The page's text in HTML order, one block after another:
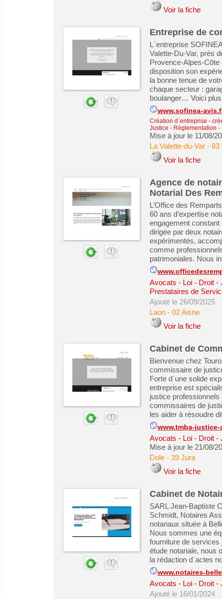
Voir la fiche
Entreprise de
L´entreprise
Valette-Du-Var, près
Provence-Alpes-Côte
disposition son
la bonne tenue de
chaque secteur :
boulanger… Voici
www.sofinea-
Création d´entreprise -
Justice - Réglementation -
Mise à jour le 11/08/
La Valette-du-Var- 83
Voir la fiche
Agence de
Notarial Des
L’Office des
60 ans d’expertise
engagement
dirigée par deux
expérimentés,
comme
patrimoniales. Nous
Avocats - Loi - Droit -
Prestataires de
Ajouté le 26/09/2025
Laon- 02 Aisne
Voir la fiche
Cabinet de
Bienvenue chez
commissaire de
Forte d´une solide
entreprise est
justice professionnels
commissaires de
les aider à résoudre
www.tmba-justice-
Avocats - Loi - Droit -
Mise à jour le 21/08/
Dole- 39 Jura
Voir la fiche
Cabinet de
SARL Jean-Baptiste
Schmidt, Notaires
notariaux située à
Nous sommes une
fourniture de services
étude notariale, nous
la rédaction d´actes
www.notaires-
Avocats - Loi - Droit -
Ajouté le 16/01/2024